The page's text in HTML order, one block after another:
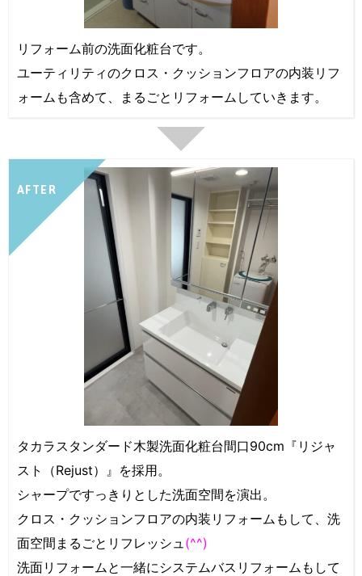
リフォーム前の洗面化粧台です。
ユーティリティのクロス・クッションフロアの内装リフ
ォームも含めて、まるごとリフォームしていきます。
AFTER
タカラスタンダード木製洗面化粧台間口90cm『リジャ
スト（Rejust）』を採用。
シャープですっきりとした洗面空間を演出。
クロス・クッションフロアの内装リフォームもして、洗
面空間まるごとリフレッシュ (^^)
洗面リフォームと一緒にシステムバスリフォームもして